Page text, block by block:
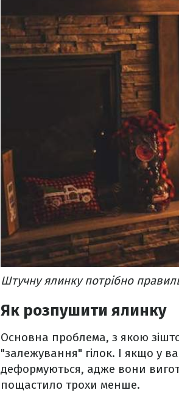
Штучну ялинку потрібно
Як розпушити ялинку
Основна проблема, з якою
"залежування" гілок. І якщо у
деформуються, адже вони
пощастило трохи менше.